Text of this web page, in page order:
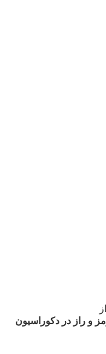
و راز در دکوراسیون